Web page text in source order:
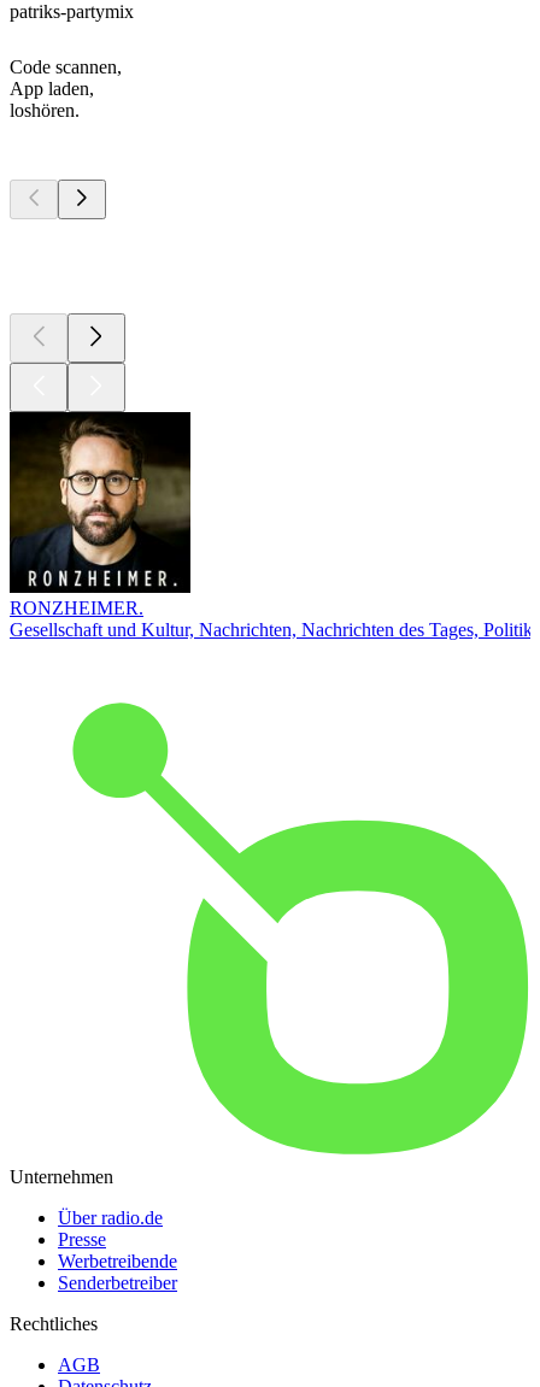
patriks-partymix
Code scannen,
App laden,
loshören.
RONZHEIMER.
Gesellschaft und Kultur, Nachrichten, Nachrichten des Tages, Politik
Unternehmen
Über radio.de
Presse
Werbetreibende
Senderbetreiber
Rechtliches
AGB